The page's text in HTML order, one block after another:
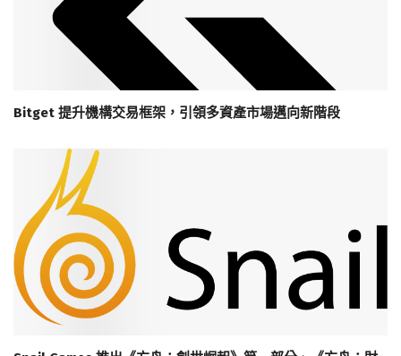
Bitget 提升機構交易框架，引領多資產市場邁向新階段